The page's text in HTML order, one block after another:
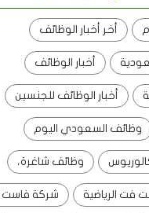
أخر أخبار الوظائف
أخبار الوظائف
أخبار الوظائف للجنسين
وظائف السعودي اليوم
وظائف شاغرة،
فت الرياضية شركة فاست